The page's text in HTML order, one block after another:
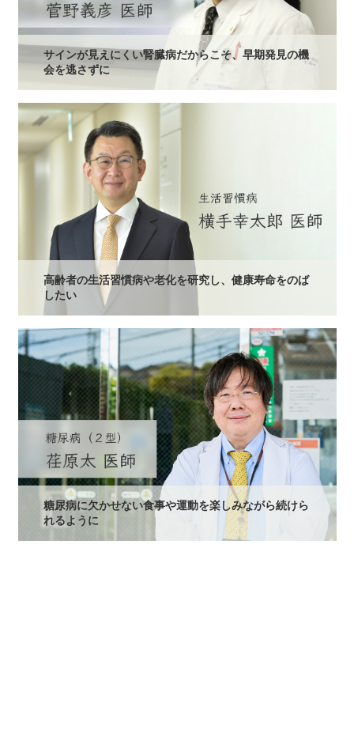
サインが見えにくい腎臓病だからこそ、早期発見の機
会を逃さずに
高齢者の生活習慣病や老化を研究し、健康寿命をのば
したい
糖尿病に欠かせない食事や運動を楽しみながら続けら
れるように